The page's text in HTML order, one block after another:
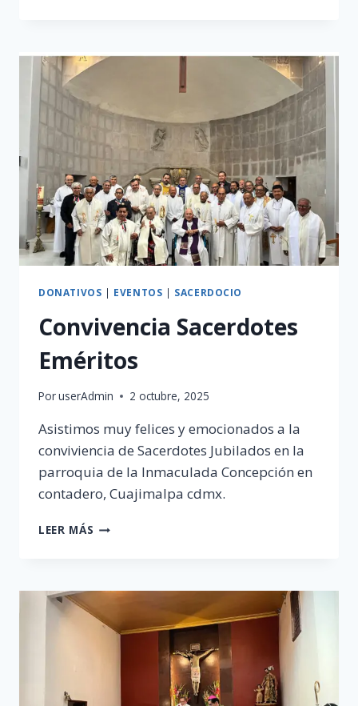
DONATIVOS | EVENTOS | SACERDOCIO
Convivencia Sacerdotes
Eméritos
PoruserAdmin 2 octubre, 2025
Asistimos muy felices y emocionados a la
conviviencia de Sacerdotes Jubilados en la
parroquia de la Inmaculada Concepción en
contadero, Cuajimalpa cdmx.
LEER MÁS CONVIVENCIA